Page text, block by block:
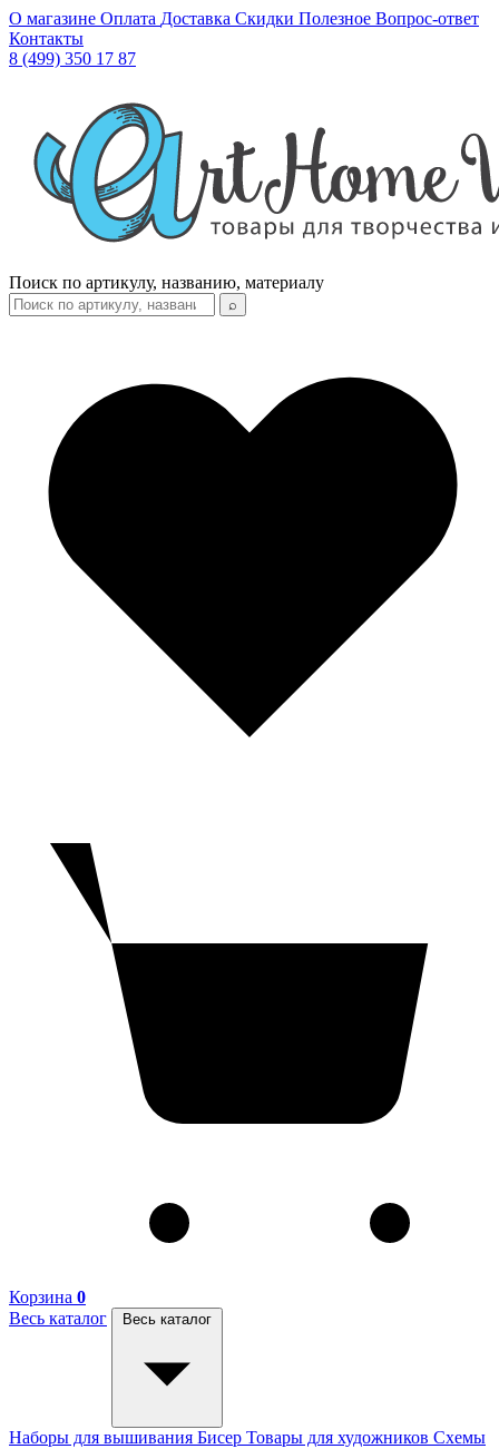
О магазине Оплата Доставка Скидки Полезное Вопрос-ответ
Контакты
8 (499) 350 17 87
Поиск по артикулу, названию, материалу
⌕
Корзина 0
Весь каталог
Весь каталог
Наборы для вышивания Бисер Товары для художников Схемы